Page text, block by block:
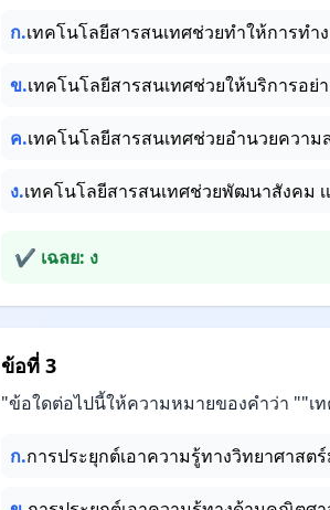
ก.เทคโนโลยีสารสนเทศช่วยทำให้การทำ
ข.เทคโนโลยีสารสนเทศช่วยให้บริการอย่
ค.เทคโนโลยีสารสนเทศช่วยอำนวยควา
ง.เทคโนโลยีสารสนเทศช่วยพัฒนาสังคม เ
✔ เฉลย: ง
ข้อที่ 3
"ข้อใดต่อไปนี้ให้ความหมายของคำว่า ""เ
ก.การประยุกต์เอาความรู้ทางวิทยาศาสต